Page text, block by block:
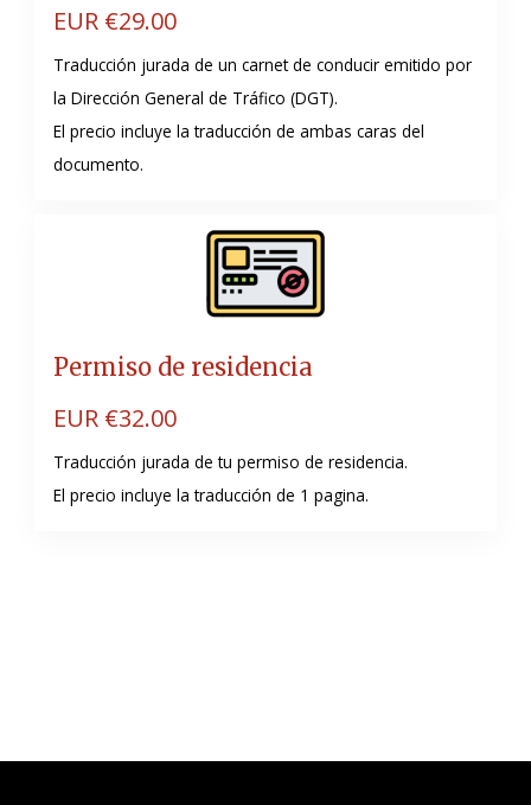
EUR €29.00
Traducción jurada de un carnet de conducir emitido por
la Dirección General de Tráfico (DGT).
El precio incluye la traducción de ambas caras del
documento.
Permiso de residencia
EUR €32.00
Traducción jurada de tu permiso de residencia.
El precio incluye la traducción de 1 pagina.